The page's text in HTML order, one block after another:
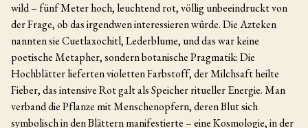
wild – fünf Meter hoch, leuchtend rot, völlig unbeeindruckt von
der Frage, ob das irgendwen interessieren würde. Die Azteken
nannten sie Cuetlaxochitl, Lederblume, und das war keine
poetische Metapher, sondern botanische Pragmatik: Die
Hochblätter lieferten violetten Farbstoff, der Milchsaft heilte
Fieber, das intensive Rot galt als Speicher ritueller Energie. Man
verband die Pflanze mit Menschenopfern, deren Blut sich
symbolisch in den Blättern manifestierte – eine Kosmologie, in der